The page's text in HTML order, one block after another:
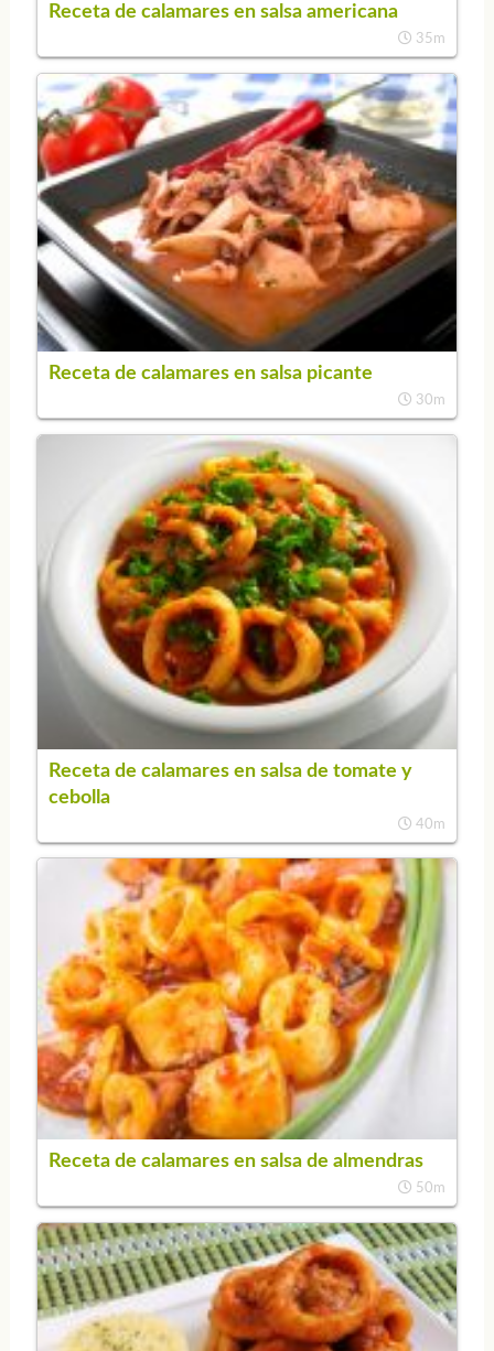
Receta de calamares en salsa americana
35m
Receta de calamares en salsa picante
30m
Receta de calamares en salsa de tomate y
cebolla
40m
Receta de calamares en salsa de almendras
50m